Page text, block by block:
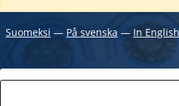
Suomeksi ― På svenska ― In English